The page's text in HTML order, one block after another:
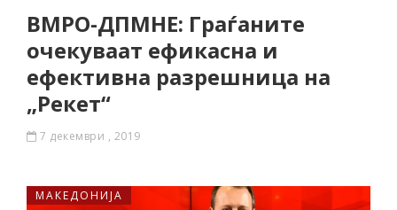
ВМРО-ДПМНЕ: Граѓаните
очекуваат ефикасна и
ефективна разрешница на
„Рекет“
7 декември , 2019
МАКЕДОНИЈА